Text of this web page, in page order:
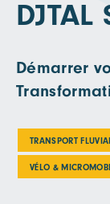
DJTAL
Démarrer
TRANSPORT
VÉLO &